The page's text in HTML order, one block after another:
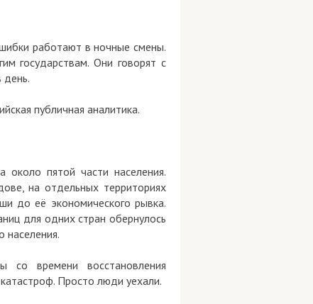
работают в ночные смены.
государствам. Они говорят с
публичная аналитика.
около пятой части населения.
на отдельных территориях
до её экономического рывка.
для одних стран обернулось
населения.
со времени восстановления
Просто люди уехали.